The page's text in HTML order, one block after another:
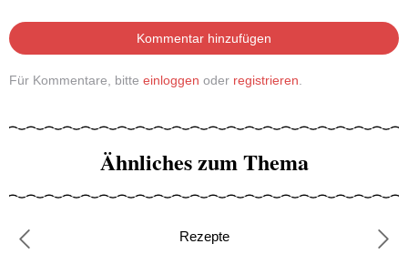
Kommentar hinzufügen
Für Kommentare, bitte einloggen oder registrieren
Ähnliches zum Thema
Rezepte